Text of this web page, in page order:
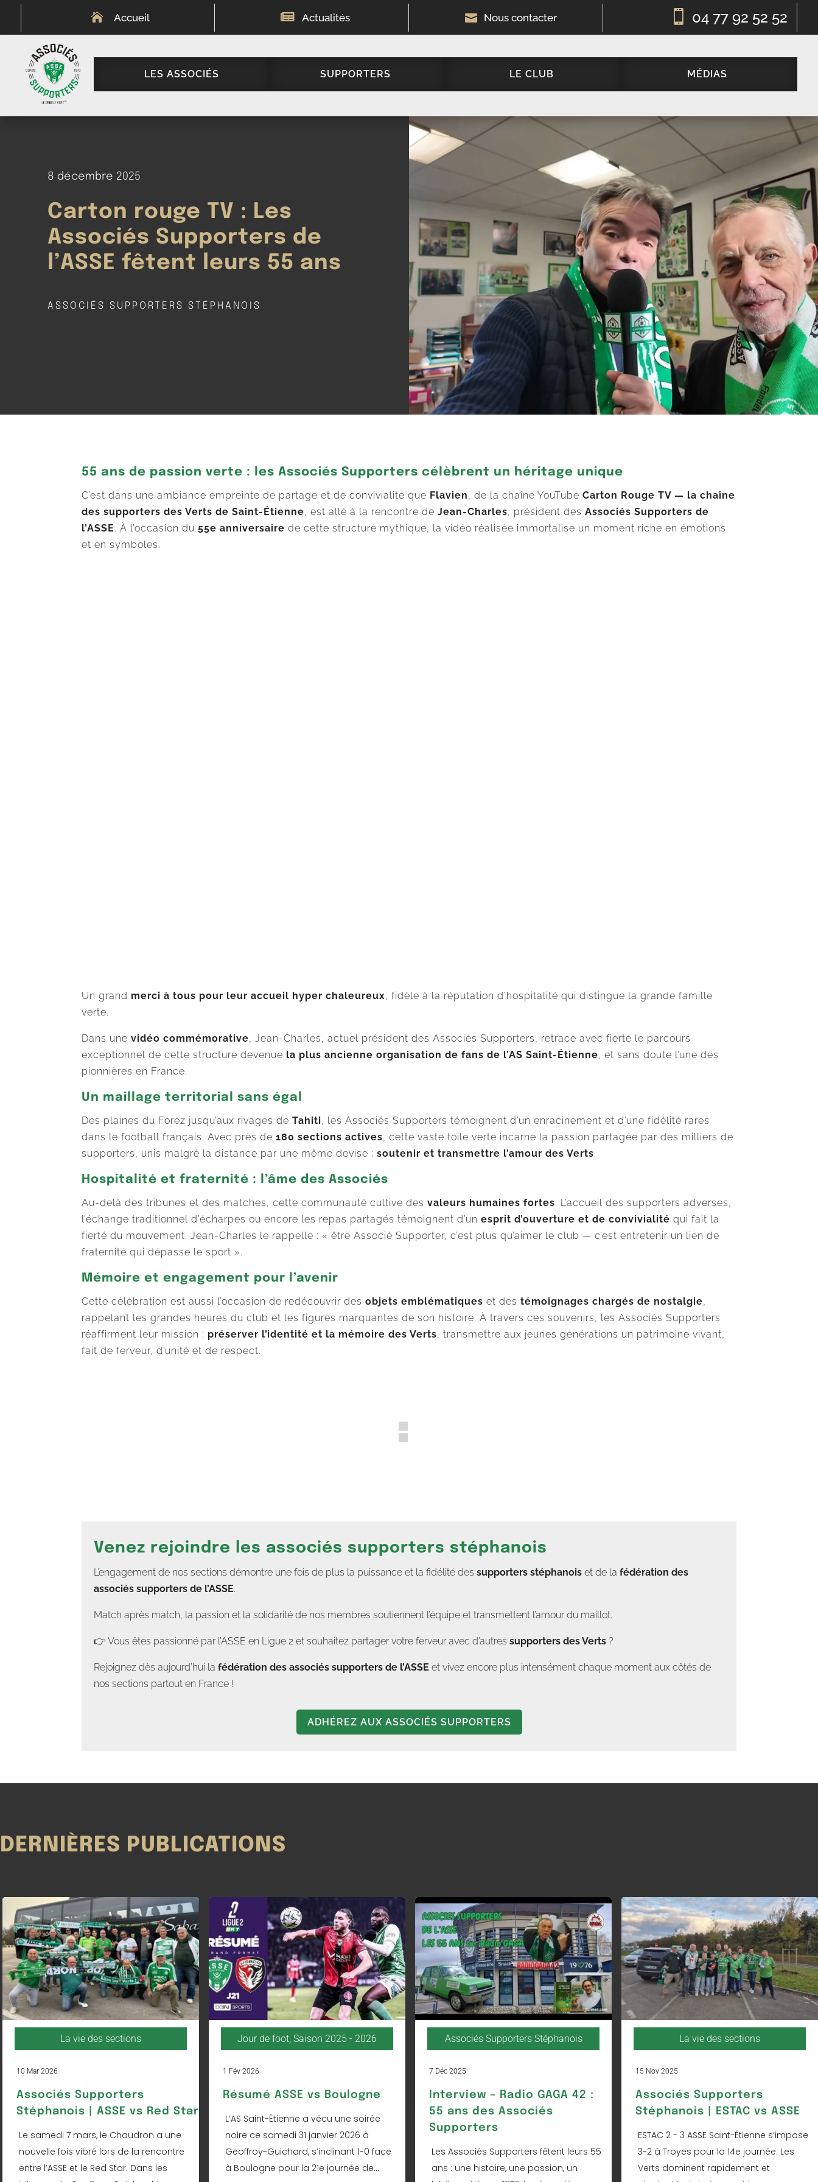
 Accueil  Actualités  Nous contacter  04 77 92 52 52
LES ASSOCIÉS SUPPORTERS LE CLUB MÉDIAS
8 décembre 2025
Carton rouge TV : Les
Associés Supporters de
l’ASSE fêtent leurs 55 ans
ASSOCIÉS SUPPORTERS STÉPHANOIS
55 ans de passion verte : les Associés Supporters célèbrent un héritage unique
C’est dans une ambiance empreinte de partage et de convivialité que Flavien, de la chaîne YouTubeCarton Rouge TV — la chaîne
des supporters des Verts de Saint-Étienne, est allé à la rencontre deJean-Charles, président desAssociés Supporters de
l’ASSE. À l’occasion du55e anniversaire de cette structure mythique, la vidéo réalisée immortalise un moment riche en émotions
et en symboles.
Un grand merci à tous pour leur accueil hyper chaleureux, fidèle à la réputation d’hospitalité qui distingue la grande famille
verte.
Dans unevidéo commémorative, Jean-Charles, actuel président des Associés Supporters, retrace avec fierté le parcours
exceptionnel de cette structure devenue la plus ancienne organisation de fans de l’AS Saint-Étienne, et sans doute l’une des
pionnières en France.
Un maillage territorial sans égal
Des plaines du Forez jusqu’aux rivages deTahiti, les Associés Supporters témoignent d’un enracinement et d’une fidélité rares
dans le football français. Avec près de180 sections actives, cette vaste toile verte incarne la passion partagée par des milliers de
supporters, unis malgré la distance par une même devise :soutenir et transmettre l’amour des Verts.
Hospitalité et fraternité : l’âme des Associés
Au-delà des tribunes et des matches, cette communauté cultive desvaleurs humaines fortes. L’accueil des supporters adverses,
l’échange traditionnel d’écharpes ou encore les repas partagés témoignent d’unesprit d’ouverture et de convivialité qui fait la
fierté du mouvement. Jean-Charles le rappelle : « être Associé Supporter, c’est plus qu’aimer le club — c’est entretenir un lien de
fraternité qui dépasse le sport ».
Mémoire et engagement pour l’avenir
Cette célébration est aussi l’occasion de redécouvrir desobjets emblématiques et destémoignages chargés de nostalgie,
rappelant les grandes heures du club et les figures marquantes de son histoire. À travers ces souvenirs, les Associés Supporters
réaffirment leur mission : préserver l’identité et la mémoire des Verts, transmettre aux jeunes générations un patrimoine vivant,
fait de ferveur, d’unité et de respect.
Venez rejoindre les associés supporters stéphanois
L’engagement de nos sections démontre une fois de plus la puissance et la fidélité des supporters stéphanois et de la fédération des
associés supporters de l’ASSE.
Match après match, la passion et la solidarité de nos membres soutiennent l’équipe et transmettent l’amour du maillot.
👉 Vous êtes passionné par l’ASSE en Ligue 2 et souhaitez partager votre ferveur avec d’autres supporters des Verts ?
Rejoignez dès aujourd’hui la fédération des associés supporters de l’ASSE et vivez encore plus intensément chaque moment aux côtés de
nos sections partout en France !
ADHÉREZ AUX ASSOCIÉS SUPPORTERS
DERNIÈRES PUBLICATIONS
La vie des sections
10 Mar 2026
Associés Supporters
Stéphanois | ASSE vs Red Star
Le samedi 7 mars, le Chaudron a une
nouvelle fois vibré lors de la rencontre
entre l’ASSE et le Red Star. Dans les
Jour de foot Saison 2025 - 2026
1 Fév 2026
Résumé ASSE vs Boulogne
L’AS Saint-Étienne a vécu une soirée
noire ce samedi 31 janvier 2026 à
Geoffroy-Guichard, s’inclinant 1-0 face
à Boulogne pour la 21e journée de...
Associés Supporters Stéphanois
7 Déc 2025
Interview – Radio GAGA 42 :
55 ans des Associés
Supporters
Les Associés Supporters fêtent leurs 55
ans : une histoire, une passion, un
La vie des sections
15 Nov 2025
Associés Supporters
Stéphanois | ESTAC vs ASSE
ESTAC 2 - 3 ASSE Saint-Étienne s’impose
3-2 à Troyes pour la 14e journée. Les
Verts dominent rapidement et